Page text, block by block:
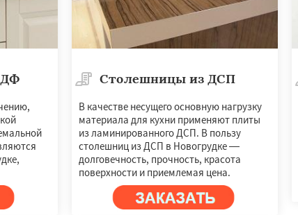
Столешницы из ДСП
В качестве несущего основную нагрузку
материала для кухни применяют плиты
из ламинированного ДСП. В пользу
столешниц из ДСП в Новогрудке —
долговечность, прочность, красота
поверхности и приемлемая цена.